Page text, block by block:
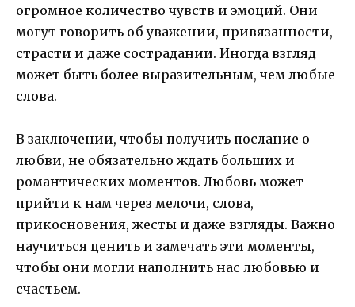
огромное количество чувств и эмоций. Они
могут говорить об уважении, привязанности,
страсти и даже сострадании. Иногда взгляд
может быть более выразительным, чем любые
слова.
В заключении, чтобы получить послание о
любви, не обязательно ждать больших и
романтических моментов. Любовь может
прийти к нам через мелочи, слова,
прикосновения, жесты и даже взгляды. Важно
научиться ценить и замечать эти моменты,
чтобы они могли наполнить нас любовью и
счастьем.